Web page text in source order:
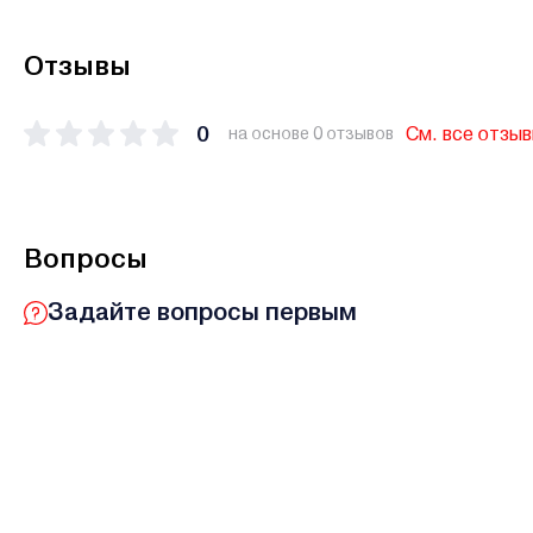
Отзывы
0 на основе 0 отзывов См. все
Вопросы
Задайте вопросы первым